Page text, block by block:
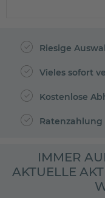
Riesige
Vieles sofort
Kostenlose
IMMER
AKTUELLE